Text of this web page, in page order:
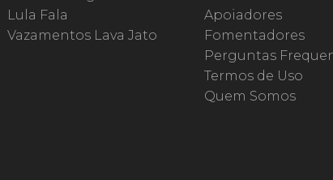
Lula Fala
Vazamentos Lava Jato
Apoiadores
Fomentadores
Perguntas
Termos de Uso
Quem Somos